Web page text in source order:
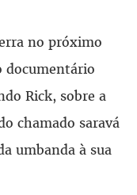
no próximo
documentário
Rick, sobre a
chamado saravá
umbanda à sua